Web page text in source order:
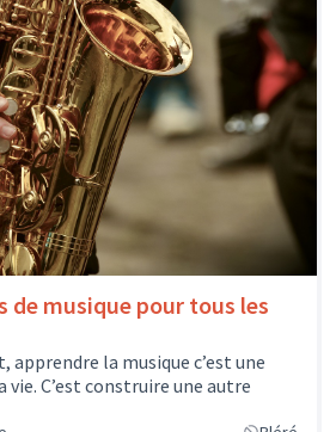
de musique pour tous les
apprendre la musique c’est une
C’est construire une autre